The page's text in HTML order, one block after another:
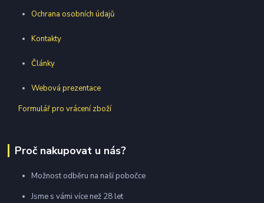
Ochrana osobních údajů
Kontakty
Články
Webová prezentace
Formulář pro vrácení zboží
Proč nakupovat u nás?
Možnost odběru na naší pobočce
Jsme s vámi více než 28 let